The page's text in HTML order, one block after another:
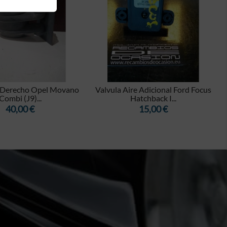
Opel Movano
Combi (J9)...
Precio
40,00 €
Valvula Aire Adicional Ford Focus
Hatchback I...
Precio
15,00 €
